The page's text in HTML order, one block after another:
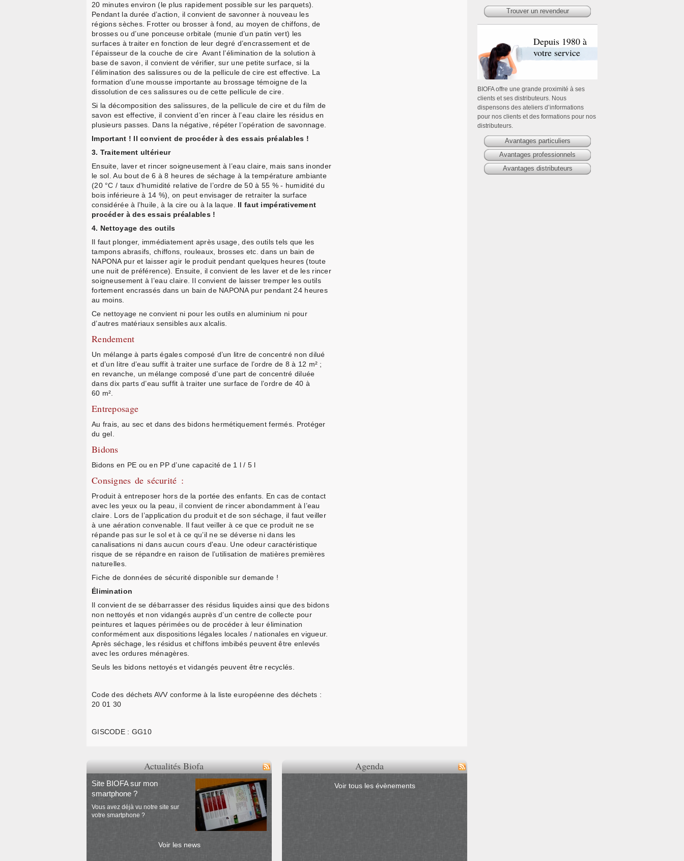
20 minutes environ (le plus rapidement possible sur les parquets).
Pendant la durée d’action, il convient de savonner à nouveau les
régions sèches. Frotter ou brosser à fond, au moyen de chiffons, de
brosses ou d’une ponceuse orbitale (munie d’un patin vert) les
surfaces à traiter en fonction de leur degré d’encrassement et de
l’épaisseur de la couche de cire Avant l’élimination de la solution à
base de savon, il convient de vérifier, sur une petite surface, si la
l’élimination des salissures ou de la pellicule de cire est effective. La
formation d’une mousse importante au brossage témoigne de la
dissolution de ces salissures ou de cette pellicule de cire.
Si la décomposition des salissures, de la pellicule de cire et du film de
savon est effective, il convient d’en rincer à l’eau claire les résidus en
plusieurs passes. Dans la négative, répéter l’opération de savonnage.
Important ! Il convient de procéder à des essais préalables !
3. Traitement ultérieur
Ensuite, laver et rincer soigneusement à l’eau claire, mais sans inonder
le sol. Au bout de 6 à 8 heures de séchage à la température ambiante
(20 °C / taux d’humidité relative de l’ordre de 50 à 55 % - humidité du
bois inférieure à 14 %), on peut envisager de retraiter la surface
considérée à l’huile, à la cire ou à la laque. Il faut impérativement
procéder à des essais préalables !
4. Nettoyage des outils
Il faut plonger, immédiatement après usage, des outils tels que les
tampons abrasifs, chiffons, rouleaux, brosses etc. dans un bain de
NAPONA pur et laisser agir le produit pendant quelques heures (toute
une nuit de préférence). Ensuite, il convient de les laver et de les rincer
soigneusement à l’eau claire. Il convient de laisser tremper les outils
fortement encrassés dans un bain de NAPONA pur pendant 24 heures
au moins.
Ce nettoyage ne convient ni pour les outils en aluminium ni pour
d’autres matériaux sensibles aux alcalis.
Rendement
Un mélange à parts égales composé d’un litre de concentré non dilué
et d’un litre d’eau suffit à traiter une surface de l’ordre de 8 à 12 m² ;
en revanche, un mélange composé d’une part de concentré diluée
dans dix parts d’eau suffit à traiter une surface de l’ordre de 40 à
60 m².
Entreposage
Au frais, au sec et dans des bidons hermétiquement fermés. Protéger
du gel.
Bidons
Bidons en PE ou en PP d’une capacité de 1 l / 5 l
Consignes de sécurité :
Produit à entreposer hors de la portée des enfants. En cas de contact
avec les yeux ou la peau, il convient de rincer abondamment à l’eau
claire. Lors de l’application du produit et de son séchage, il faut veiller
à une aération convenable. Il faut veiller à ce que ce produit ne se
répande pas sur le sol et à ce qu’il ne se déverse ni dans les
canalisations ni dans aucun cours d'eau. Une odeur caractéristique
risque de se répandre en raison de l’utilisation de matières premières
naturelles.
Fiche de données de sécurité disponible sur demande !
Élimination
Il convient de se débarrasser des résidus liquides ainsi que des bidons
non nettoyés et non vidangés auprès d’un centre de collecte pour
peintures et laques périmées ou de procéder à leur élimination
conformément aux dispositions légales locales / nationales en vigueur.
Après séchage, les résidus et chiffons imbibés peuvent être enlevés
avec les ordures ménagères.
Seuls les bidons nettoyés et vidangés peuvent être recyclés.
Code des déchets AVV conforme à la liste européenne des déchets :
20 01 30
GISCODE : GG10
Actualités Biofa
Site BIOFA sur mon
smartphone ?
Vous avez déjà vu notre site sur
votre smartphone ?
Voir les news
Agenda
Voir tous les évènements
Trouver un revendeur
Depuis 1980 à
votre service
BIOFA offre une grande proximité à ses
clients et ses distributeurs. Nous
dispensons des ateliers d’informations
pour nos clients et des formations pour nos
distributeurs.
Avantages particuliers
Avantages professionnels
Avantages distributeurs